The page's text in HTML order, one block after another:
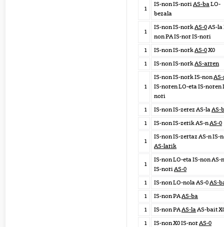
1
IS-non IS-noriAS-baLO-
bezala
1
IS-non IS-norkAS-0AS-la
non PA IS-nor IS-nori
1
IS-non IS-norkAS-0X0
1
IS-non IS-norkAS-arren
1
IS-non IS-nork IS-non
IS-noren LO-eta IS-noren
nori
1
IS-non IS-zerez AS-laAS-
1
IS-non IS-zerik AS-nAS-0
1
IS-non IS-zertaz AS-n IS-
AS-larik
1
IS-non LO-eta IS-non AS-n
IS-noriAS-0
1
IS-non LO-nola AS-0AS-
1
IS-non PAAS-ba
1
IS-non PAAS-laAS-bait
1
IS-non X0 IS-norAS-0